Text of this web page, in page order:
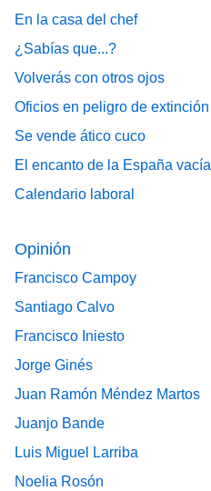
En la casa del chef
¿Sabías que...?
Volverás con otros ojos
Oficios en peligro de extinción
Se vende ático cuco
El encanto de la España vacía
Calendario laboral
Opinión
Francisco Campoy
Santiago Calvo
Francisco Iniesto
Jorge Ginés
Juan Ramón Méndez Martos
Juanjo Bande
Luis Miguel Larriba
Noelia Rosón